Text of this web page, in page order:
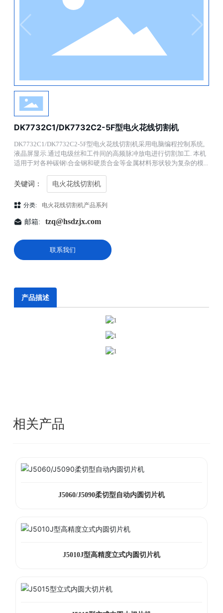
DK7732C1/DK7732C2-5F型电火花线切割机
DK7732C1/DK7732C2-5F型电火花线切割机采用电脑编程控制系统,
液晶屏显示.通过电级丝和工件间的高频脉冲放电进行切割加工. 本机
适用于对各种碳钢\合金钢和硬质合金等金属材料形状较为复杂的模...
关键词： 电火花线切割机
分类: 电火花线切割机产品系列
邮箱: tzq@hsdzjx.com
联系我们
产品描述
相关产品
J5060/J5090柔切型自动内圆切片机
J5010J型高精度立式内圆切片机